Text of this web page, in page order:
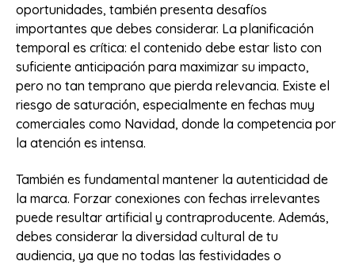
oportunidades, también presenta desafíos
importantes que debes considerar. La planificación
temporal es crítica: el contenido debe estar listo con
suficiente anticipación para maximizar su impacto,
pero no tan temprano que pierda relevancia. Existe el
riesgo de saturación, especialmente en fechas muy
comerciales como Navidad, donde la competencia por
la atención es intensa.
También es fundamental mantener la autenticidad de
la marca. Forzar conexiones con fechas irrelevantes
puede resultar artificial y contraproducente. Además,
debes considerar la diversidad cultural de tu
audiencia, ya que no todas las festividades o